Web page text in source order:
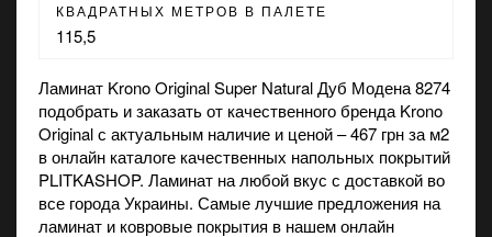
КВАДРАТНЫХ МЕТРОВ В ПАЛЕТЕ
115,5
Ламинат Krono Original Super Natural Дуб Модена 8274
подобрать и заказать от качественного бренда Krono
Original с актуальным наличие и ценой – 467 грн за м2
в онлайн каталоге качественных напольных покрытий
PLITKASHOP. Ламинат на любой вкус с доставкой во
все города Украины. Самые лучшие предложения на
ламинат и ковровые покрытия в нашем онлайн